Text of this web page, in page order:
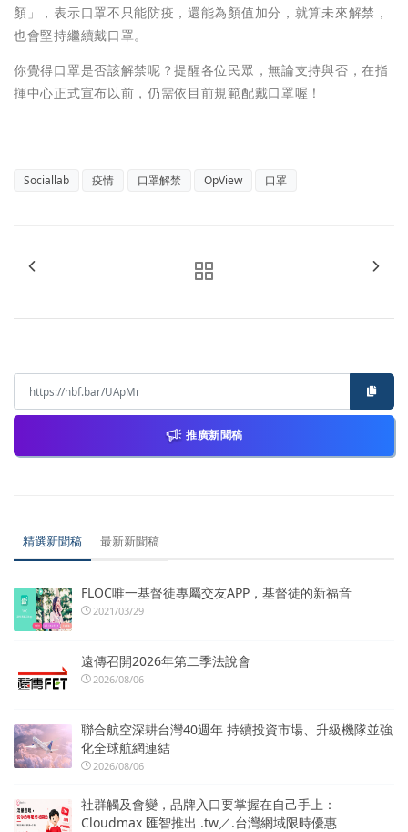
顏」，表示口罩不只能防疫，還能為顏值加分，就算未來解禁，
也會堅持繼續戴口罩。
你覺得口罩是否該解禁呢？提醒各位民眾，無論支持與否，在指
揮中心正式宣布以前，仍需依目前規範配戴口罩喔！
Sociallab 疫情 口罩解禁 OpView 口罩
推廣新聞稿
精選新聞稿 最新新聞稿
FLOC唯一基督徒專屬交友APP，基督徒的新福音
2021/03/29
遠傳召開2026年第二季法說會
2026/08/06
聯合航空深耕台灣40週年 持續投資市場、升級機隊並強
化全球航網連結
2026/08/06
社群觸及會變，品牌入口要掌握在自己手上：
Cloudmax 匯智推出 .tw／.台灣網域限時優惠